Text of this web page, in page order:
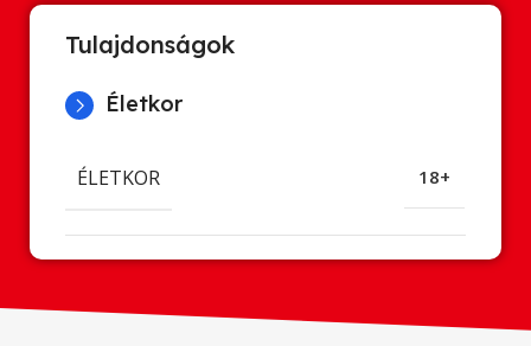
Tulajdonságok
Életkor
ÉLETKOR 18+